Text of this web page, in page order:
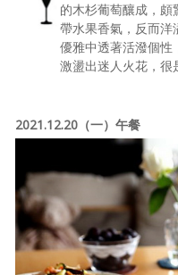
的木杉葡萄釀成，
帶水果香氣，反而洋
優雅中透著活潑個性
激盪出迷人火花，很
2021.12.20（一）午餐